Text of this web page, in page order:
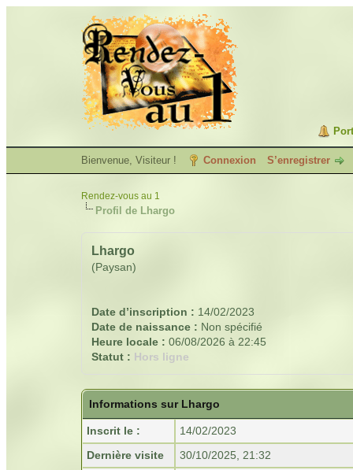
Bienvenue, Visiteur ! Connexion S’enregistrer
Rendez-vous au 1
Profil de Lhargo
Lhargo
(Paysan)
Date d’inscription : 14/02/2023
Date de naissance : Non spécifié
Heure locale : 06/08/2026 à 22:45
Statut : Hors ligne
Informations sur Lhargo
Inscrit le :
14/02/2023
Dernière visite
30/10/2025, 21:32